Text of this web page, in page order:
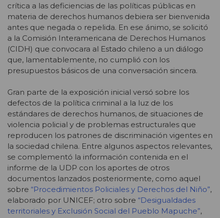
crítica a las deficiencias de las políticas públicas en
materia de derechos humanos debiera ser bienvenida
antes que negada o repelida. En ese ánimo, se solicitó
a la Comisión Interamericana de Derechos Humanos
(CIDH) que convocara al Estado chileno a un diálogo
que, lamentablemente, no cumplió con los
presupuestos básicos de una conversación sincera.
Gran parte de la exposición inicial versó sobre los
defectos de la política criminal a la luz de los
estándares de derechos humanos, de situaciones de
violencia policial y de problemas estructurales que
reproducen los patrones de discriminación vigentes en
la sociedad chilena. Entre algunos aspectos relevantes,
se complementó la información contenida en el
informe de la UDP con los aportes de otros
documentos lanzados posteriormente, como aquel
sobre “Procedimientos Policiales y Derechos del Niño”,
elaborado por UNICEF; otro sobre “Desigualdades
territoriales y Exclusión Social del Pueblo Mapuche”,